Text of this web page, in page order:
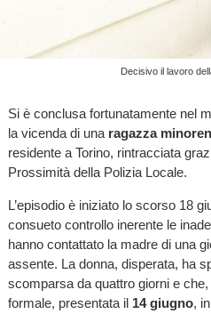
Decisivo il lavoro
Si è conclusa fortunatamente nel
la vicenda di una ragazza
residente a Torino, rintracciata
Prossimità della Polizia Locale.
L’episodio è iniziato lo scorso 18
consueto controllo inerente le
hanno contattato la madre di una
assente. La donna, disperata, ha
scomparsa da quattro giorni e
formale, presentata il 14 giugno,